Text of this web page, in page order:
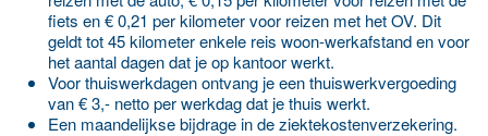
fiets en € 0,21 per kilometer voor reizen met het OV. Dit
geldt tot 45 kilometer enkele reis woon-werkafstand en voor
het aantal dagen dat je op kantoor werkt.
Voor thuiswerkdagen ontvang je een thuiswerkvergoeding
van € 3,- netto per werkdag dat je thuis werkt.
Een maandelijkse bijdrage in de ziektekostenverzekering.